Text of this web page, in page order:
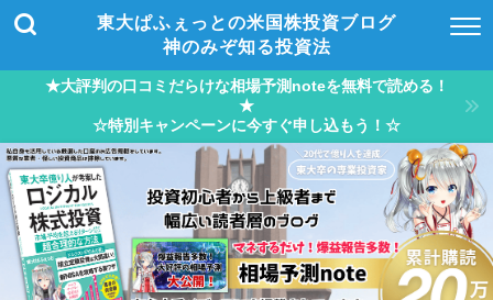
東大ぱふぇっとの米国株投資ブログ
神のみぞ知る投資法
★大評判の口コミだらけな相場予測noteを無料で読める！
★
☆特別キャンペーンに今すぐ申し込もう！☆